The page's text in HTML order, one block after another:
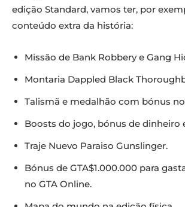
edição Standard, vamos ter, por
conteúdo extra da história:
Missão de Bank Robbery e Gang
Montaria Dappled Black
Talismã e medalhão com bónus
Boosts do jogo, bónus de dinheiro
Traje Nuevo Paraiso Gunslinger.
Bónus de GTA$1.000.000 para
no GTA Online.